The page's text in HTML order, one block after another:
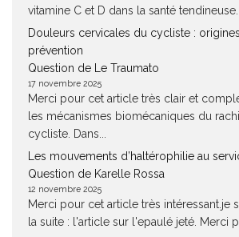
vitamine C et D dans la santé tendineuse.
Douleurs cervicales du cycliste :
prévention
Question de Le Traumato
17 novembre 2025
Merci pour cet article très clair et
les mécanismes biomécaniques du
cycliste. Dans...
Les mouvements d’haltérophilie au
Question de Karelle Rossa
12 novembre 2025
Merci pour cet article très intéressant.je
la suite : l'article sur l'epaulé jeté. Merci